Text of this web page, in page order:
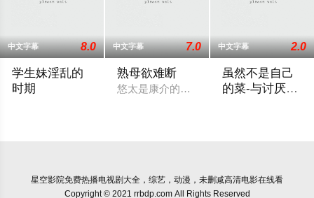
中文字幕 8.0
学生妹淫乱的
时期
中文字幕 7.0
熟母欲难断
悠太是康介的好友，有一天他去康介家做
中文字幕 2.0
虽然不是自己
的菜-与讨厌姐
星空影院免费热播电视剧大全，综艺，动漫，未删减高清电影在线看
Copyright © 2021 rrbdp.com All Rights Reserved